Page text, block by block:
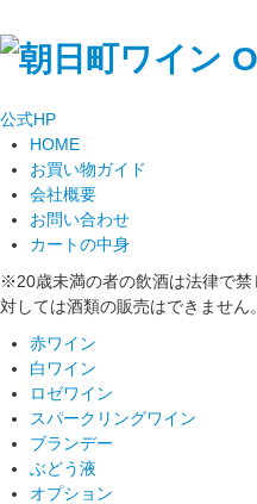
公式HP
HOME
お買い物ガイド
会社概要
お問い合わせ
カートの中身
※20歳未満の者の飲酒は法律で
対しては酒類の販売はできません。
赤ワイン
白ワイン
ロゼワイン
スパークリングワイン
ブランデー
ぶどう液
オプション